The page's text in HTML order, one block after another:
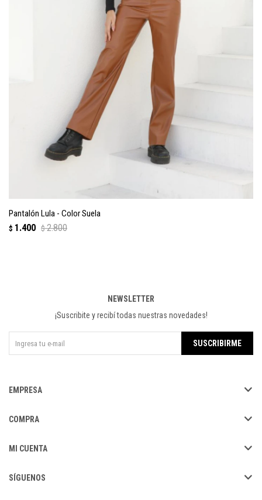
Pantalón Lula - Color Suela
$ 1.400 $ 2.800
EMPRESA
COMPRA
MI CUENTA
SÍGUENOS
NEWSLETTER
¡Suscribite y recibí todas nuestras novedades!
SUSCRIBIRME